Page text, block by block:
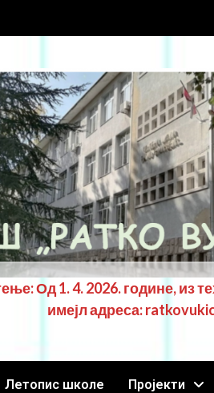
Од 1. 4. 2026. године, из
имејл адреса:
Летопис школе Пројекти